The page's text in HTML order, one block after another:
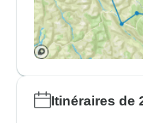
Itinéraires de